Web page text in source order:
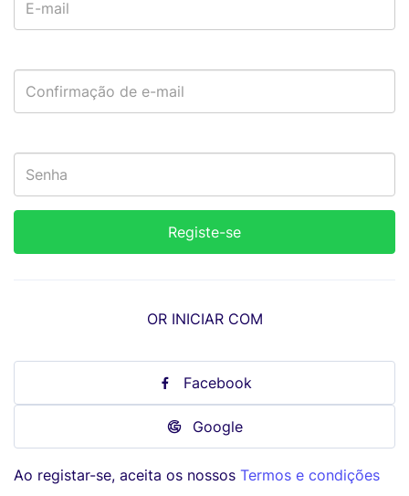
OR INICIAR COM
Facebook
Google
Ao registar-se, aceita os nossos Termos e condições